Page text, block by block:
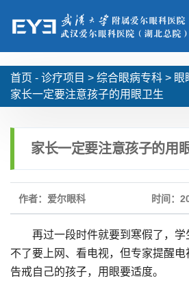
首页 - 诊疗项目 > 综合眼病专科 > 眼
家长一定要注意孩子的用眼卫生
家长一定要注意孩子的用
作者：爱尔眼科 时间：
再过一段时件就要到寒假了，学
不了要上网、看电视，但专家提醒
告戒自己的孩子，用眼要适度。